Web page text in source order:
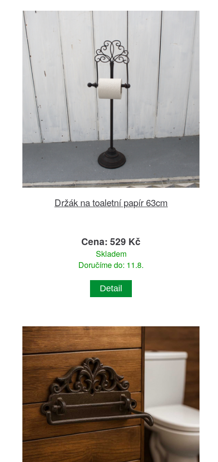
Držák na toaletní papír 63cm
Cena: 529 Kč
Skladem
Doručíme do: 11.8.
Detail